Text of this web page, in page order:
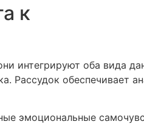
к
интегрируют оба вида
Рассудок обеспечивает
эмоциональные